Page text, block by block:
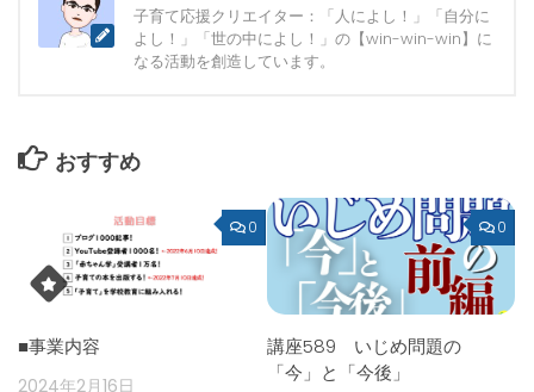
子育て応援クリエイター：「人によし！」「自分に
よし！」「世の中によし！」の【win-win-win】に
なる活動を創造しています。
おすすめ
0
■事業内容
2024年2月16日
0
講座589 いじめ問題の
「今」と「今後」